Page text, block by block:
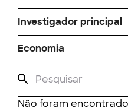
Investigador principal
Economia
Não foram